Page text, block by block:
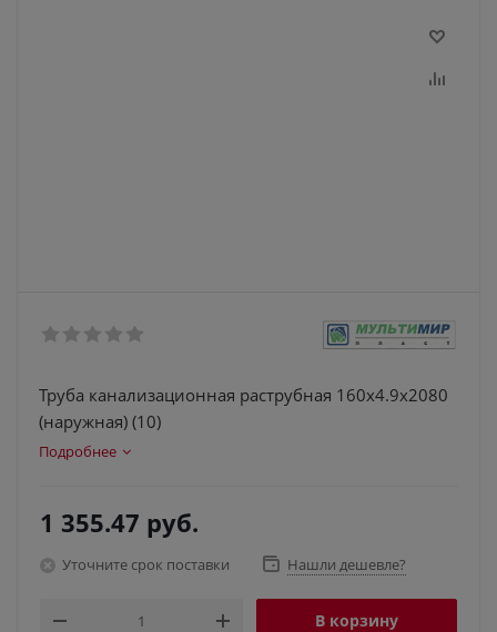
Труба канализационная раструбная 160х4.9х2080
(наружная) (10)
Подробнее
1 355.47 руб.
Уточните срок поставки Нашли дешевле?
В корзину